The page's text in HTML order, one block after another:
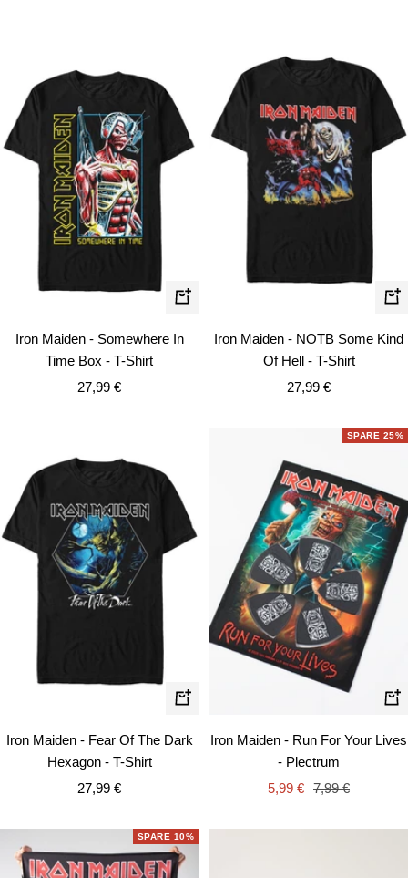
Schnellansicht
Iron Maiden - Somewhere In
Time Box - T-Shirt
Angebotspreis
27,99 €
Iron Maiden - NOTB Some Kind
Of Hell - T-Shirt
Angebotspreis
27,99 €
Schnellansicht
Iron Maiden - Fear Of The Dark
Hexagon - T-Shirt
Angebotspreis
27,99 €
SPARE 25%
In
Iron Maiden - Run For Your Lives
- Plectrum
Angebotspreis
5,99 € Regulärer
7,99 €
SPARE 10%